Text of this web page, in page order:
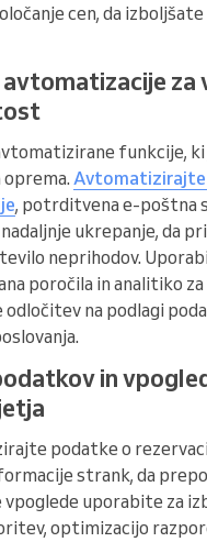
cen, da
za
funkcije, ki
Avtomatizirajte
, potrditvena e-poštna
ukrepanje, da
neprihodov.
poročila in analitiko
na podlagi
in
podatke o
strank, da
vpoglede uporabite za
optimizacijo